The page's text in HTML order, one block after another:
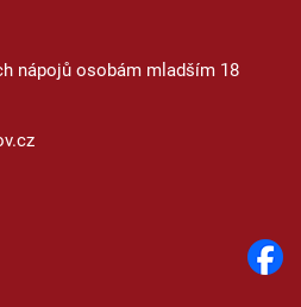
nápojů osobám mladším 18